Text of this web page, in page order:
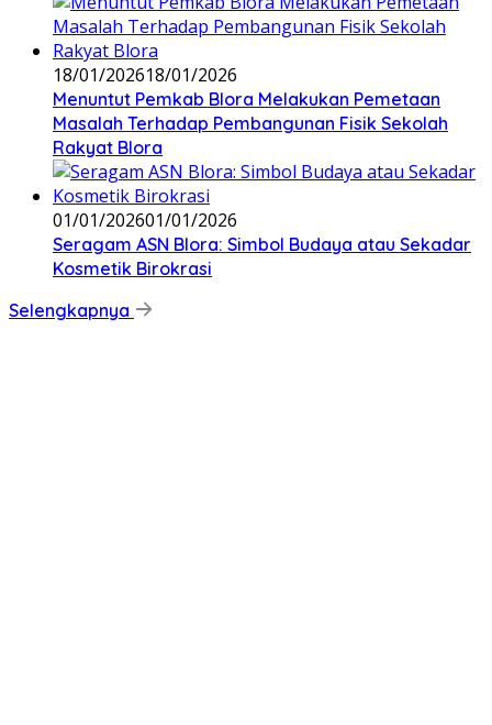
18/01/202618/01/2026
‎Menuntut Pemkab Blora Melakukan Pemetaan
Masalah Terhadap Pembangunan Fisik Sekolah
Rakyat Blora
01/01/202601/01/2026
‎Seragam ASN Blora: Simbol Budaya atau Sekadar
Kosmetik Birokrasi
Selengkapnya